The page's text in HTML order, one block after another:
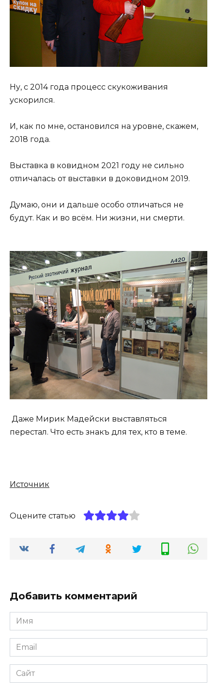
Ну, с 2014 года процесс скукоживания
ускорился.
И, как по мне, остановился на уровне, скажем,
2018 года.
Выставка в ковидном 2021 году не сильно
отличалась от выставки в доковидном 2019.
Думаю, они и дальше особо отличаться не
будут. Как и во всём. Ни жизни, ни смерти.
Даже Мирик Мадейски выставляться
перестал. Что есть знакъ для тех, кто в теме.
Источник
Оцените статью
Добавить комментарий
Имя
*
Email
*
Сайт